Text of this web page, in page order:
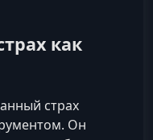
как
страх
Он